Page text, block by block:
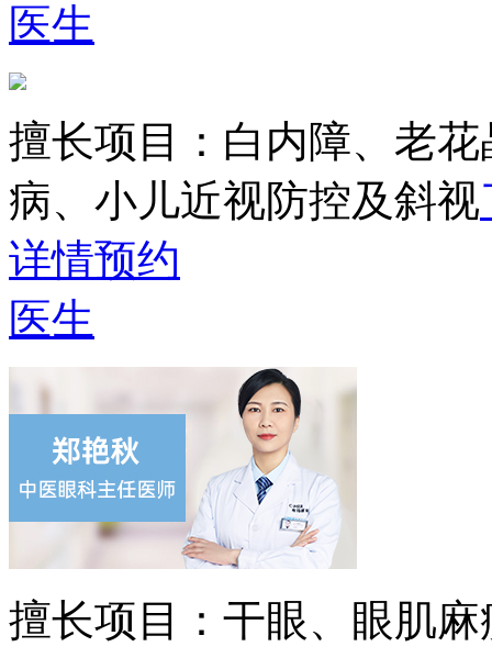
医生
擅长项目： 白内障、老
病、小儿近视防控及斜视
详情预约
医生
擅长项目： 干眼、眼肌